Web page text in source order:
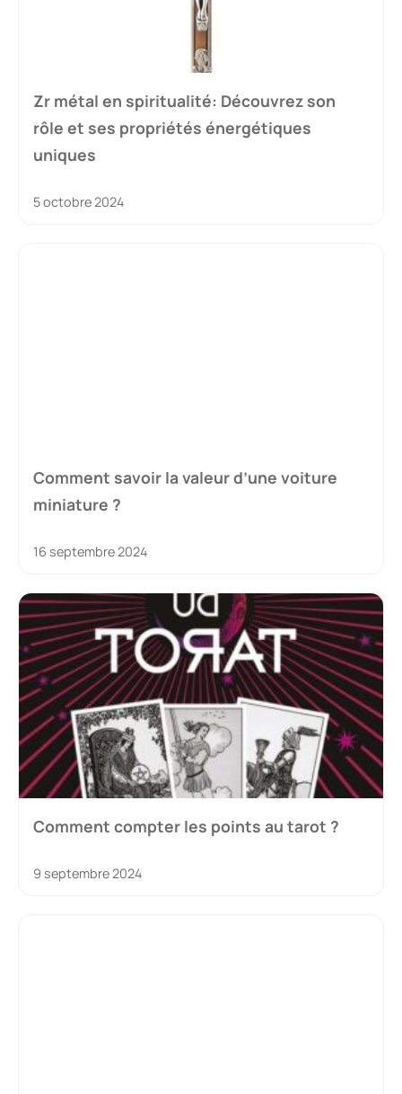
Zr métal en spiritualité: Découvrez son
rôle et ses propriétés énergétiques
uniques
5 octobre 2024
Comment savoir la valeur d’une voiture
miniature ?
16 septembre 2024
Comment compter les points au tarot ?
9 septembre 2024